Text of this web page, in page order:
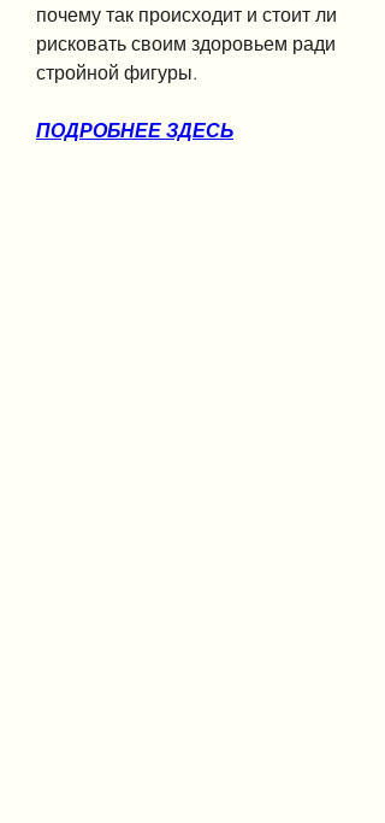
почему так происходит и стоит ли
рисковать своим здоровьем ради
стройной фигуры.
ПОДРОБНЕЕ ЗДЕСЬ